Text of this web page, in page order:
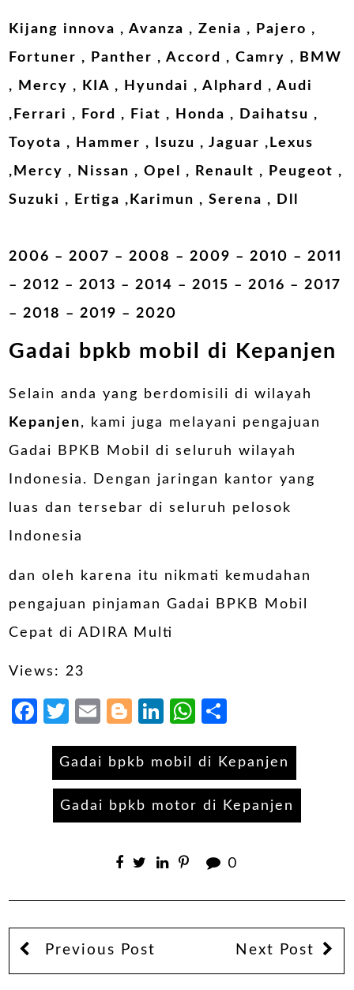
Kijang innova , Avanza , Zenia , Pajero ,
Fortuner , Panther , Accord , Camry , BMW
, Mercy , KIA , Hyundai , Alphard , Audi
,Ferrari , Ford , Fiat , Honda , Daihatsu ,
Toyota , Hammer , Isuzu , Jaguar ,Lexus
,Mercy , Nissan , Opel , Renault , Peugeot ,
Suzuki , Ertiga ,Karimun , Serena , Dll
2006 – 2007 – 2008 – 2009 – 2010 – 2011
– 2012 – 2013 – 2014 – 2015 – 2016 – 2017
– 2018 – 2019 – 2020
Gadai bpkb mobil di Kepanjen
Selain anda yang berdomisili di wilayah
Kepanjen, kami juga melayani pengajuan
Gadai BPKB Mobil di seluruh wilayah
Indonesia. Dengan jaringan kantor yang
luas dan tersebar di seluruh pelosok
Indonesia
dan oleh karena itu nikmati kemudahan
pengajuan pinjaman Gadai BPKB Mobil
Cepat di ADIRA Multi
Views: 23
Facebook
Twitter
EmailBlogger
LinkedIn
WhatsApp
Gadai bpkb mobil di Kepanjen
Gadai bpkb motor di Kepanjen
0
Previous Post Next Post